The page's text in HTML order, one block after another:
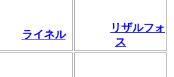
ライネル
リザルフォ
ス